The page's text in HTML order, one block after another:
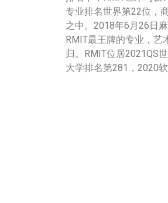
专业排名世界第22位，
之中。2018年6月26日
RMIT最王牌的专业，艺
归。RMIT位居2021QS
大学排名第281，2020